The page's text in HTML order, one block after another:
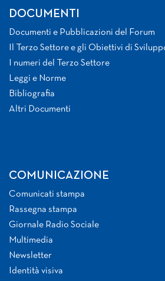
DOCUMENTI
Documenti e Pubblicazioni del Forum
Il Terzo Settore e gli Obiettivi di
I numeri del Terzo Settore
Leggi e Norme
Bibliografia
Altri Documenti
COMUNICAZIONE
Comunicati stampa
Rassegna stampa
Giornale Radio Sociale
Multimedia
Newsletter
Identità visiva